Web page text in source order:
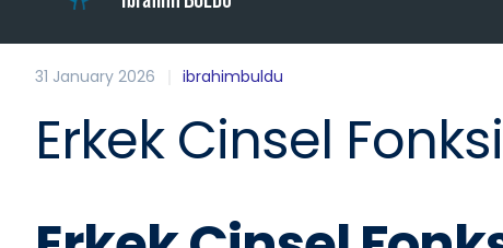
31 January 2026 ibrahimbuldu
Erkek Cinsel